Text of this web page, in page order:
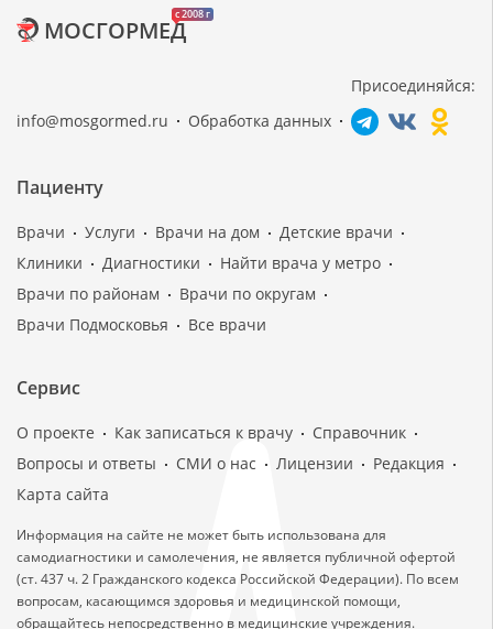
c 2008 г
МОСГОРМЕД
info@mosgormed.ru Обработка данных
Присоединяйся:
Пациенту
Врачи Услуги Врачи на дом
Детские врачи
Клиники
Диагностики
Найти врача у метро
Врачи по районам
Врачи по округам
Врачи Подмосковья
Все врачи
Сервис
О проекте Как записаться к врачу
Справочник
Вопросы и ответы
СМИ о нас Лицензии
Редакция
Карта сайта
Информация на сайте не может быть использована для
самодиагностики и самолечения, не является публичной офертой
(ст. 437 ч. 2 Гражданского кодекса Российской Федерации). По всем
вопросам, касающимся здоровья и медицинской помощи,
обращайтесь непосредственно в медицинские учреждения.